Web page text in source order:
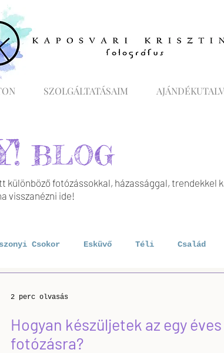
SZOLGÁLTATÁSAIM
különböző fotózássokkal, házassággal, trendekkel
visszanézni ide!
BLOG
Csokor Esküvő Téli Család
Portré
Hogyan készüljetek az egy
fotózásra?
2 perc olvasás